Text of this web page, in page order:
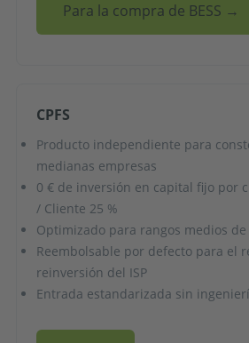
Para la compra de BESS →
CPFS
Producto independiente para
medianas empresas
0 € de inversión en capital fijo por
/ Cliente 25 %
Optimizado para rangos medios de
Reembolsable por defecto para el
reinversión del ISP
Entrada estandarizada sin